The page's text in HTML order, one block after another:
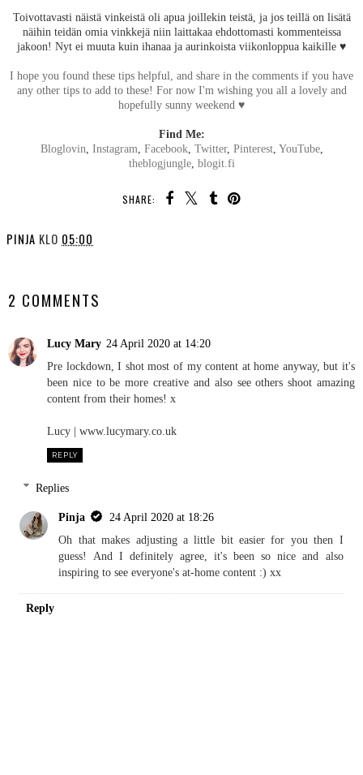
Toivottavasti näistä vinkeistä oli apua joillekin teistä, ja jos teillä on lisätä
näihin teidän omia vinkkejä niin laittakaa ehdottomasti kommenteissa
jakoon! Nyt ei muuta kuin ihanaa ja aurinkoista viikonloppua kaikille ♥︎
I hope you found these tips helpful, and share in the comments if you have
any other tips to add to these! For now I'm wishing you all a lovely and
hopefully sunny weekend ♥︎
Find Me:
Bloglovin Instagram Facebook, Twitter, Pinterest, YouTube,
theblogjungle, blogit.fi
SHARE:
PINJA KLO 05:00
2 COMMENTS
Lucy Mary 24 April 2020 at 14:20
Pre lockdown, I shot most of my content at home anyway, but it's
been nice to be more creative and also see others shoot amazing
content from their homes! x
Lucy | www.lucymary.co.uk
REPLY
Replies
Pinja
24 April 2020 at 18:26
Oh that makes adjusting a little bit easier for you then I
guess! And I definitely agree, it's been so nice and also
inspiring to see everyone's at-home content :) xx
Reply